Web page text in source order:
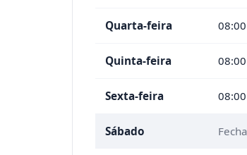
Quarta-feira
Quinta-feira
Sexta-feira
Sábado